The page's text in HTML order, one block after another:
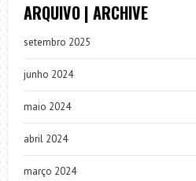
ARQUIVO | ARCHIVE
setembro 2025
junho 2024
maio 2024
abril 2024
março 2024